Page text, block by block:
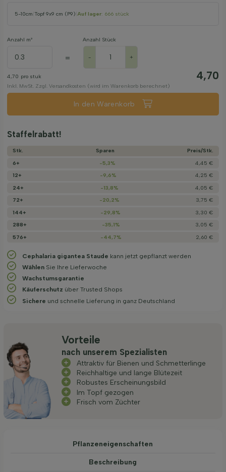
5-10cm Topf 9x9 cm (P9) Auf lager: 666 stück
Anzahl m²
=
Anzahl Stück
- +
4,70 pro stuk 4,70
Inkl. MwSt. Zzgl. Versandkosten (wird im Warenkorb berechnet)
In den Warenkorb
Staffelrabatt!
Stk. Sparen
Preis/­Stk.
6+
-5,3%
4,45 €
12+
-9,6%
4,25 €
24+
-13,8%
4,05 €
72+
-20,2%
3,75 €
144+
-29,8%
3,30 €
288+
-35,1%
3,05 €
576+
-44,7% 2,60 €
Cephalaria gigantea Staude kann jetzt gepflanzt werden
Wählen Sie Ihre Lieferwoche
Wachstums­garantie
Käuferschutz über Trusted Shops
Sichere und schnelle Lieferung in ganz Deutschland
Vorteile
nach unserem Spezialisten
Attraktiv für Bienen und Schmetterlinge
Reichhaltige und lange Blütezeit
Robustes Erscheinungsbild
Im Topf gezogen
Frisch vom Züchter
Pflanzeneigenschaften
Beschreibung